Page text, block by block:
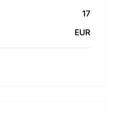
17
EUR